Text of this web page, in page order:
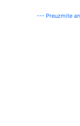
--- Preuzmite